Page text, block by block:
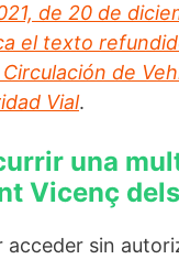
de 20 de
el texto
de
Vial.
una
Vicenç
acceder sin